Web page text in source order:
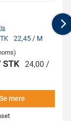
22,45 / M
STK 24,00 /
Se mere